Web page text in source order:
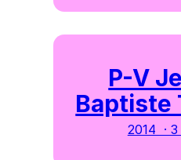
P-V
Baptiste
2014 ·